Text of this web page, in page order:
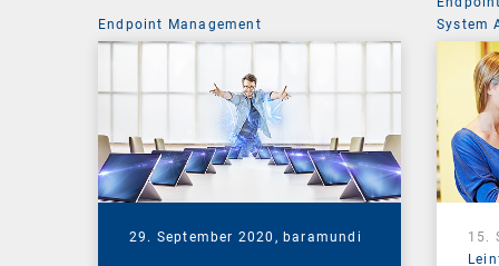
Endpoint Management
29. September 2020, baramundi
System
15.